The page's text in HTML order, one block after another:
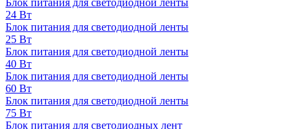
Блок питания для светодиодной ленты
24 Вт
Блок питания для светодиодной ленты
25 Вт
Блок питания для светодиодной ленты
40 Вт
Блок питания для светодиодной ленты
60 Вт
Блок питания для светодиодной ленты
75 Вт
Блок питания для светодиодных лент